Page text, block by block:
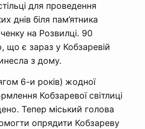
для проведення
днів біля пам’ятника
на Розвилці. 90
що є зараз у Кобзаревій
з дому.
6-и років) жодної
Кобзаревої світлиці
Тепер міський голова
опрядити Кобзареву